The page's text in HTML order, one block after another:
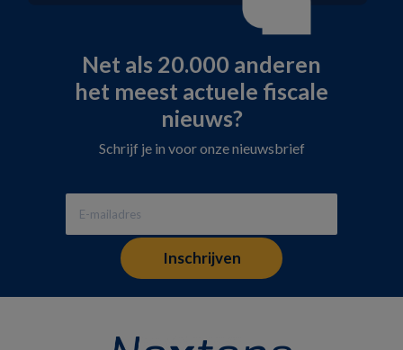
Net als 20.000 anderen
het meest actuele fiscale
nieuws?
Schrijf je in voor onze nieuwsbrief